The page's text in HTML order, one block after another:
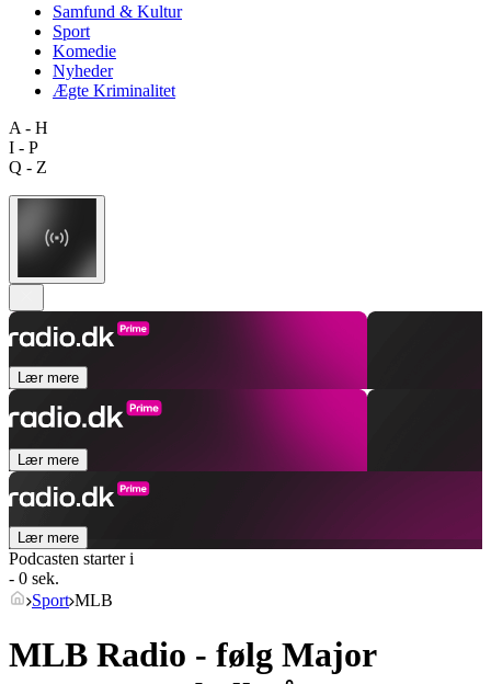
Samfund & Kultur
Sport
Komedie
Nyheder
Ægte Kriminalitet
A - H
I - P
Q - Z
Lær mere
Lær mere
Lær mere
Podcasten starter i
- 0 sek.
Sport MLB
MLB Radio - følg Major